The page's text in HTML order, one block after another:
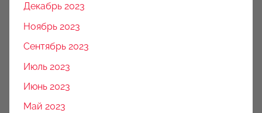
Декабрь 2023
Ноябрь 2023
Сентябрь 2023
Июль 2023
Июнь 2023
Май 2023